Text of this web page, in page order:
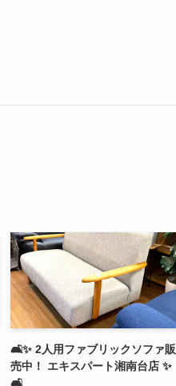
🛋️✨ 2人用ファブリックソファ販
売中！ エキスパート湘南台店 ✨
🛋️